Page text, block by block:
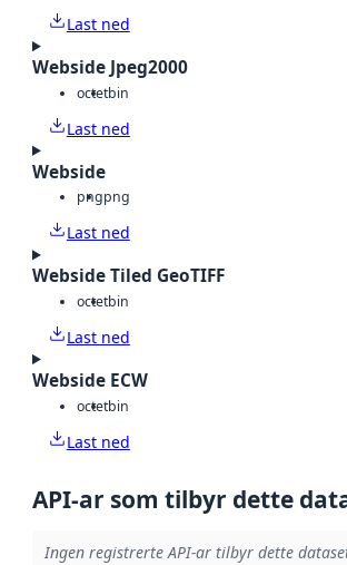
Last ned
Webside Jpeg2000
octetbin
Last ned
Webside
pngpng
Last ned
Webside Tiled GeoTIFF
octetbin
Last ned
Webside ECW
octetbin
Last ned
API-ar som tilbyr dette
Ingen registrerte API-ar tilbyr dette